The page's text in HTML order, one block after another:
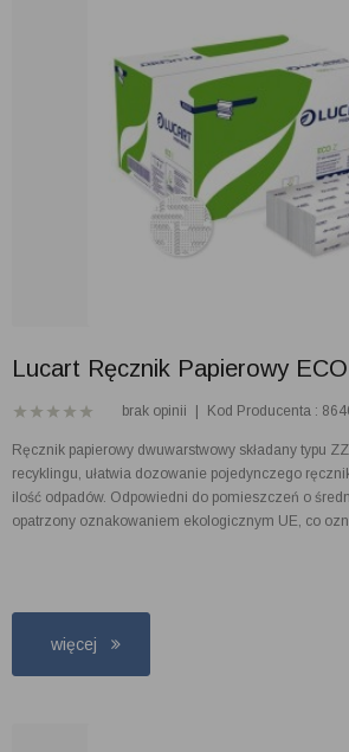
Lucart Ręcznik Papierowy
brak opinii Kod Producenta :
Ręcznik papierowy dwuwarstwowy składany typu
recyklingu, ułatwia dozowanie pojedynczego
ilość odpadów. Odpowiedni do pomieszczeń o
opatrzony oznakowaniem ekologicznym UE, co
więcej